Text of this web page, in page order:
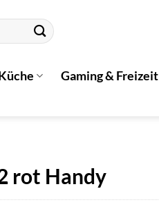
Gaming & Freizeit
rot Handy